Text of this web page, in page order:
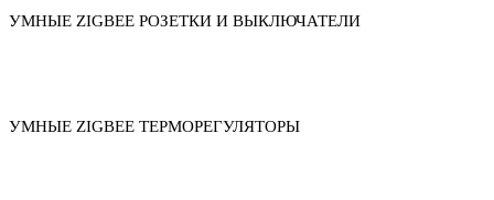
УМНЫЕ ZIGBEE РОЗЕТКИ И ВЫКЛЮЧАТЕЛИ
УМНЫЕ ZIGBEE ТЕРМОРЕГУЛЯТОРЫ